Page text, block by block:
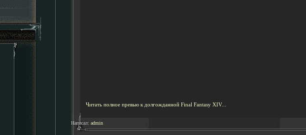
Читать полное превью к долгожданной Final Fantasy XIV...
Написал: admin